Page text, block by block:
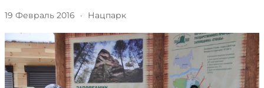
19 Февраль 2016 · Нацпарк